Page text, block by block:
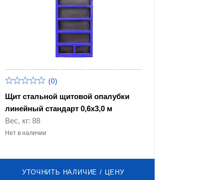
(0)
Щит стальной щитовой опалубки
линейный стандарт 0,6x3,0 м
Вес, кг: 88
Нет в наличии
УТОЧНИТЬ НАЛИЧИЕ / ЦЕНУ